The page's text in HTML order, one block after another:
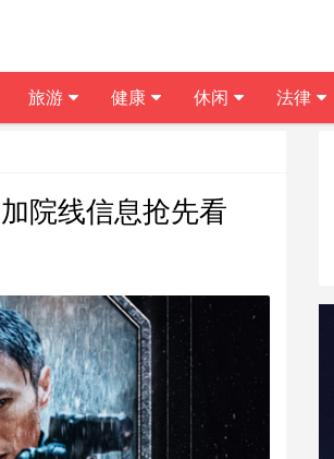
院线信息抢先看
旅游 健康 休闲 法律